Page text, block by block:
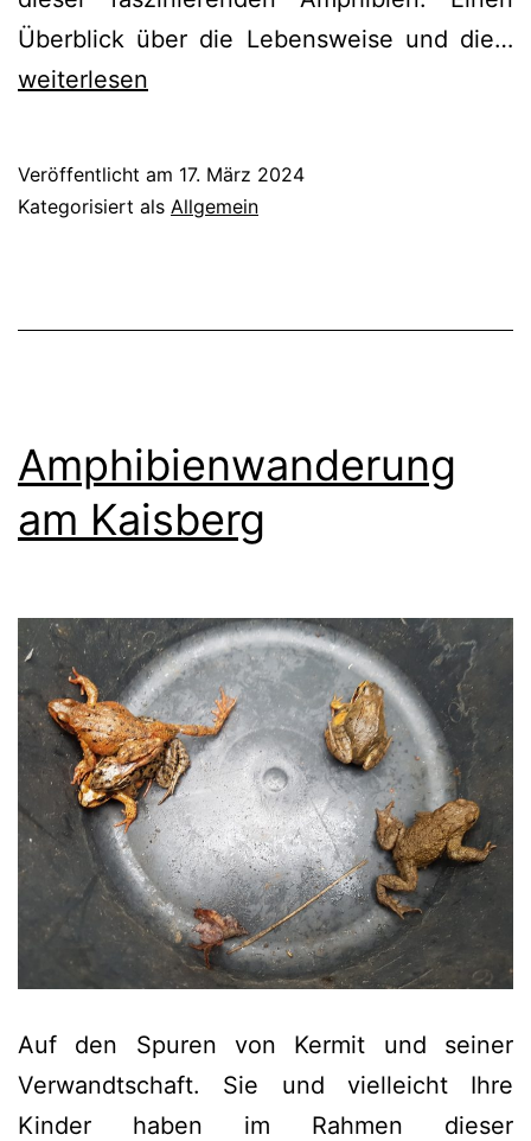
Überblick über die Lebensweise und die…
weiterlesen
Veröffentlicht am 17. März 2024
Kategorisiert als Allgemein
Amphibienwanderung
am Kaisberg
Auf den Spuren von Kermit und seiner
Verwandtschaft. Sie und vielleicht Ihre
Kinder haben im Rahmen dieser